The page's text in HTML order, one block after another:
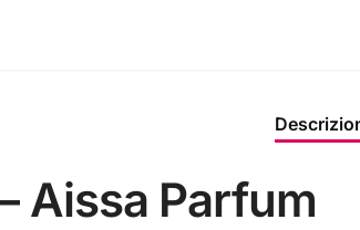
Aissa Parfum